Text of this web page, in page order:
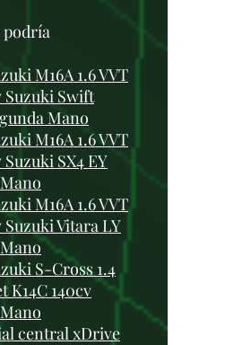
podría
M16A 1.6 VVT
Suzuki Swift
Mano
M16A 1.6 VVT
Suzuki SX4 EY
M16A 1.6 VVT
Suzuki Vitara LY
S-Cross 1.4
K14C 140cv
central xDrive